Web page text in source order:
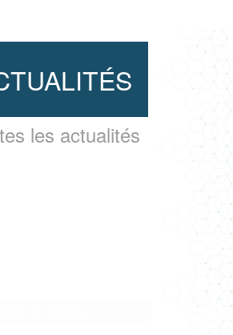
les actualités